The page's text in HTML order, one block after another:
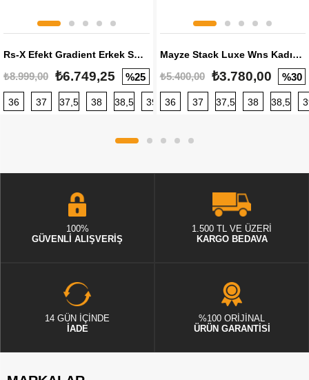
Rs-X Efekt Gradient Erkek Sneaker
₺8.999,00 ₺6.749,25 %25
36 37 37,5 38 38,5 39 40 40,5 41 42 42,5
Mayze Stack Luxe Wns Kadın Sneaker
₺5.400,00 ₺3.780,00 %30
36 37 37,5 38 38,5
100%
GÜVENLİ ALIŞVERİŞ
1.500 TL VE ÜZERİ
KARGO BEDAVA
14 GÜN İÇİNDE
İADE
%100 ORİJİNAL
ÜRÜN GARANTİSİ